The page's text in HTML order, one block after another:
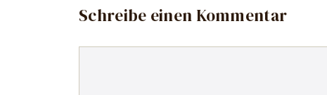
Schreibe einen Kommentar